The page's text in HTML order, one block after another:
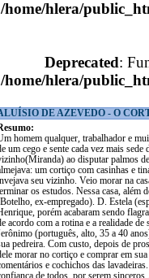
/home/hlera/
Deprecated:
/home/hlera/
DE AZEVEDO - O
sede de riqueza. Arranja confusões com um novo vizinho(Miranda) ao disputar palmos de terra. Chega a roubar para construir o que tanto almejava: um cortiço com casinhas e tinas para lavadeiras. Prosperou em seu projeto. João invejava seu vizinho. Veio morar na casa de Miranda, Henrique, acadêmico de medicina, a fim de terminar os estudos. Nessa casa, além de escravos e sua família morava um senhor parasita (Botelho, ex-empregado). D. Estela (esposa de Miranda) andava se "escovando" com o Henrique, porém acabaram sendo flagrados pelo velho Botelho.O cotidiano da vida no cortiço ia de acordo com a rotina e a realidade de seus moradores, onde lavadeiras eram o tipo mais comum. Jerônimo (português, alto, 35 a 40 anos), foi conversar com João oferecendo-lhe serviços para a sua pedreira. Com custo, depois de prosearem bastante, João aceitou a proposta, com a condição dele morar no cortiço e comprar em sua venda. A mudança de Jerônimo e Piedade se sucedeu sob comentários e cochichos das lavadeiras. Após alguns meses eles foram conquistando a total confiança de todos, por serem sinceros , sérios e respeitáveis. Tinham vida simples e sua filhinha estudava num internato. No domingo todos vestem a melhor roupa e se reúnem para jantar, dançar, festejar, tudo muito a vontade. Depois de três meses Rita Baiana volta. Nessas reuniões sobressaia o "Choro", muito bem representado pela Baiana e seu amante Firmo. Toda aquela agilidade na dança deixara Jerônimo admirado ao ponto de perder a noite em claro pensando na mulata. Pombinha tirava esses dias para escrever cartas. Henrique entretia-se a olhar Leocádia, que em troca de um coelho satisfez sua vontade física(transa), quando foram pegos por Bruno(seu marido), que bateu na mesma e despejou-a de sua casa depois de fazer um baita escândalo. Jerônimo mudou seus costumes, brigava com sua e a cada dia mais se afeiçoava pela mulata Rita. Firmo sentia-se enciumado. Florinda engravidou de Domingos (caixeiro da venda de João Romão), o mesmo foi obrigado a casar-se ou fornecer dotes. Foi aquele rebuliço em todo cortiço, nada mais falavam além disso, Florinda viu-se obrigada a fugir de casa. Léonie(prostituta alto nível) aparece emperiquitada com sua afilhada Juju, todos admiravam quanta riqueza, mas nem por isso deixaram sua amizade de lado. Léonie era muito amiga de Pombinha. Na casa de Miranda era uma festa só! Ele havia sido agraciado com o título de Barão do Freixal pelo governo português. João indagava-se, por não ter desfrutado os prazeres da vida, ficando só a economizar. Diante de tal injúria, com muito mau humor implicava com tudo e todos do cortiço. Fez despejar na rua todos os pertences de Marciana. Acusou-a de vagabunda, acabando ela na cadeia. A festa do Miranda esquentava e João recebeu convite para ir lá, o que o deixou ainda mais injuriado. O forró no cortiço começou, porém briga feia se travou entre Jerônimo e Firmo. Barricada impedia a polícia entrar, o incêndio no 12 fez subir grande desespero, era um corre-corre, polícia, acidentados (Jerônimo levou uma navalhada) e para finalizar caiu uma baita chuva.João foi chamado a depor, muitos do cortiço o seguiram até a delegacia, como em mutirão. Rita incansavelmente cuidava do enfermo Jerônimo dia e noite. No cortiço nada se dizia a respeito dos culpados e vítimas. Piedade não se agüentava chorando muito descontente e desesperada por seu marido acidentado. Firmo não mais entrava por lá, ameaçado por João Romão de ser entregue a polícia. Pombinha amanheceu indisposta decorrente da visita feita no dia anterior à Léonie. Esta, como era de seu costume, atrancou Pombinha em beijos e afagos, pois era além de prostituta, lésbica. Isso deixara a menina traumatizada, que por força e insistência de sua mãe, saiu a dar voltas atrás do cortiço, onde cochilou, sonhou e ao acordar virou mulher. A festa se fez por D. Isabel, ao saber de tão esperada notícia. Estava Pombinha a preparar